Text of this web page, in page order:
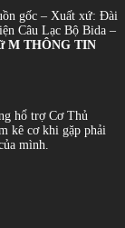
gốc – Xuất xứ: Đài
Câu Lạc Bộ Bida –
M THÔNG TIN
hổ trợ Cơ Thủ
kê cơ khi gặp phải
mình.